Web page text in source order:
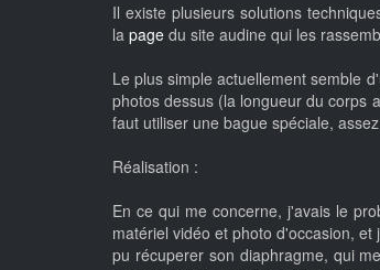
Il existe plusieurs solutions
la page du site audine qui les
Le plus simple actuellement semble
photos dessus (la longueur du corps
faut utiliser une bague spéciale,
Réalisation :
En ce qui me concerne, j'avais le
matériel vidéo et photo d'occasion,
pu récuperer son diaphragme, qui